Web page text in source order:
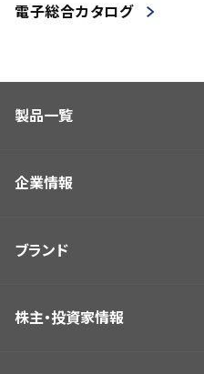
電子総合カタログ
製品一覧
企業情報
ブランド
株主・投資家情報